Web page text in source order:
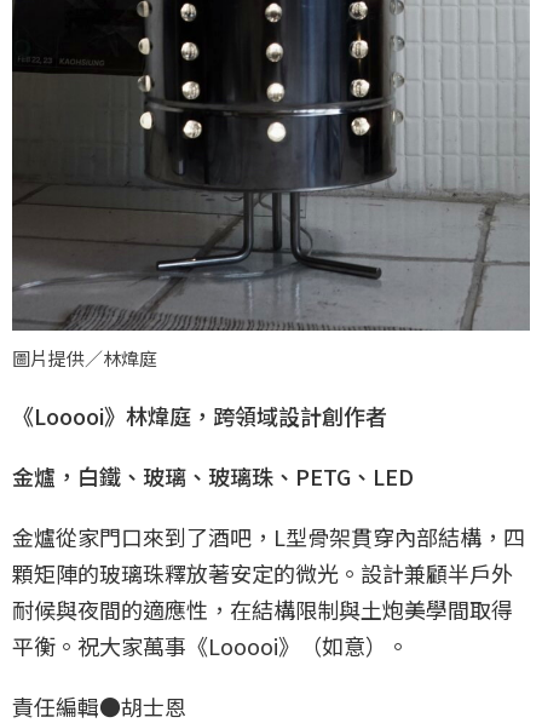
圖片提供／林煒庭
《Looooi》林煒庭，跨領域設計創作者
金爐，白鐵、玻璃、玻璃珠、PETG、LED
金爐從家門口來到了酒吧，L型骨架貫穿內部結構，四
顆矩陣的玻璃珠釋放著安定的微光。設計兼顧半戶外
耐候與夜間的適應性，在結構限制與土炮美學間取得
平衡。祝大家萬事《Looooi》（如意）。
責任編輯●胡士恩